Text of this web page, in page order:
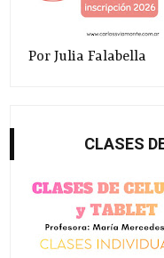
Por Julia Falabella
CLASES